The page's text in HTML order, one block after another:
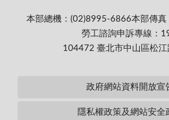
本部總機：(02)8995-6866本部傳
勞工諮詢申訴專線：
104472 臺北市中山區松
政府網站資料開放宣
隱私權政策及網站安全